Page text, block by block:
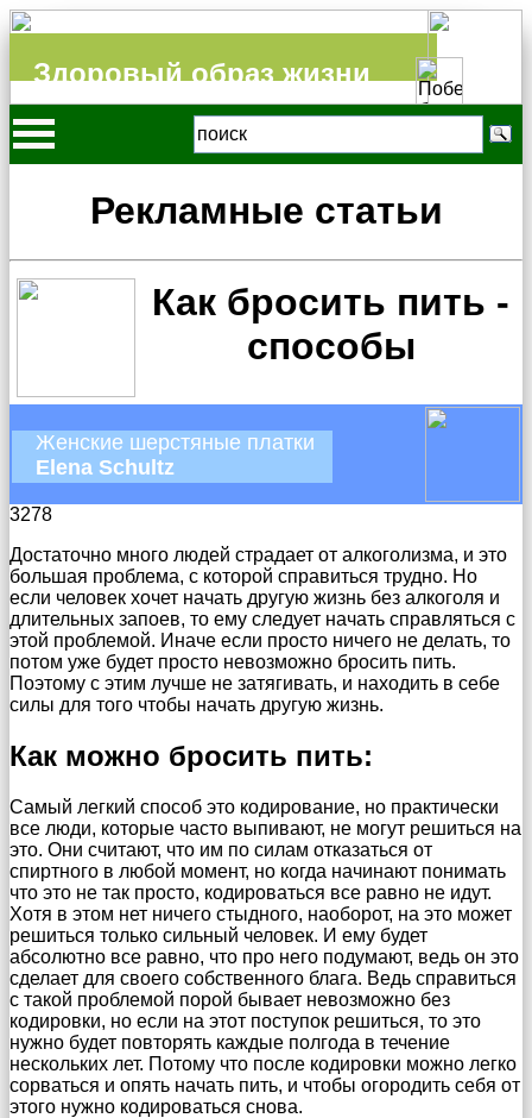
Здоровый образ жизни
Рекламные статьи
Как бросить пить -
способы
Женские шерстяные платки
Elena Schultz
3278
Достаточно много людей страдает от алкоголизма, и это
большая проблема, с которой справиться трудно. Но
если человек хочет начать другую жизнь без алкоголя и
длительных запоев, то ему следует начать справляться с
этой проблемой. Иначе если просто ничего не делать, то
потом уже будет просто невозможно бросить пить.
Поэтому с этим лучше не затягивать, и находить в себе
силы для того чтобы начать другую жизнь.
Как можно бросить пить:
Самый легкий способ это кодирование, но практически
все люди, которые часто выпивают, не могут решиться на
это. Они считают, что им по силам отказаться от
спиртного в любой момент, но когда начинают понимать
что это не так просто, кодироваться все равно не идут.
Хотя в этом нет ничего стыдного, наоборот, на это может
решиться только сильный человек. И ему будет
абсолютно все равно, что про него подумают, ведь он это
сделает для своего собственного блага. Ведь справиться
с такой проблемой порой бывает невозможно без
кодировки, но если на этот поступок решиться, то это
нужно будет повторять каждые полгода в течение
нескольких лет. Потому что после кодировки можно легко
сорваться и опять начать пить, и чтобы огородить себя от
этого нужно кодироваться снова.